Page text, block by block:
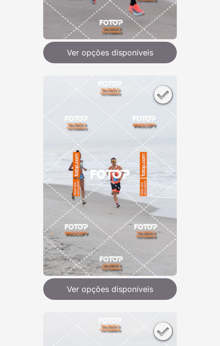
Ver opções disponíveis
Ver opções disponíveis